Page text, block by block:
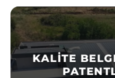
Türkçe
KALITE